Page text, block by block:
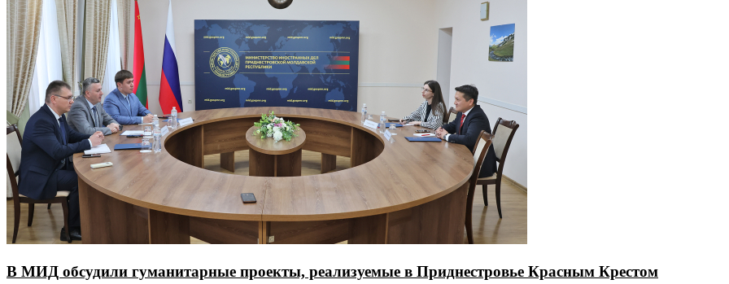
В МИД обсудили гуманитарные проекты, реализуемые в Приднестровье Красным Крестом